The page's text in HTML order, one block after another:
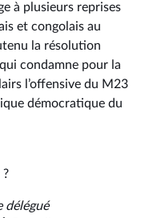
à plusieurs reprises
et congolais au
la résolution
condamne pour la
l’offensive du M23
démocratique du
?
délégué